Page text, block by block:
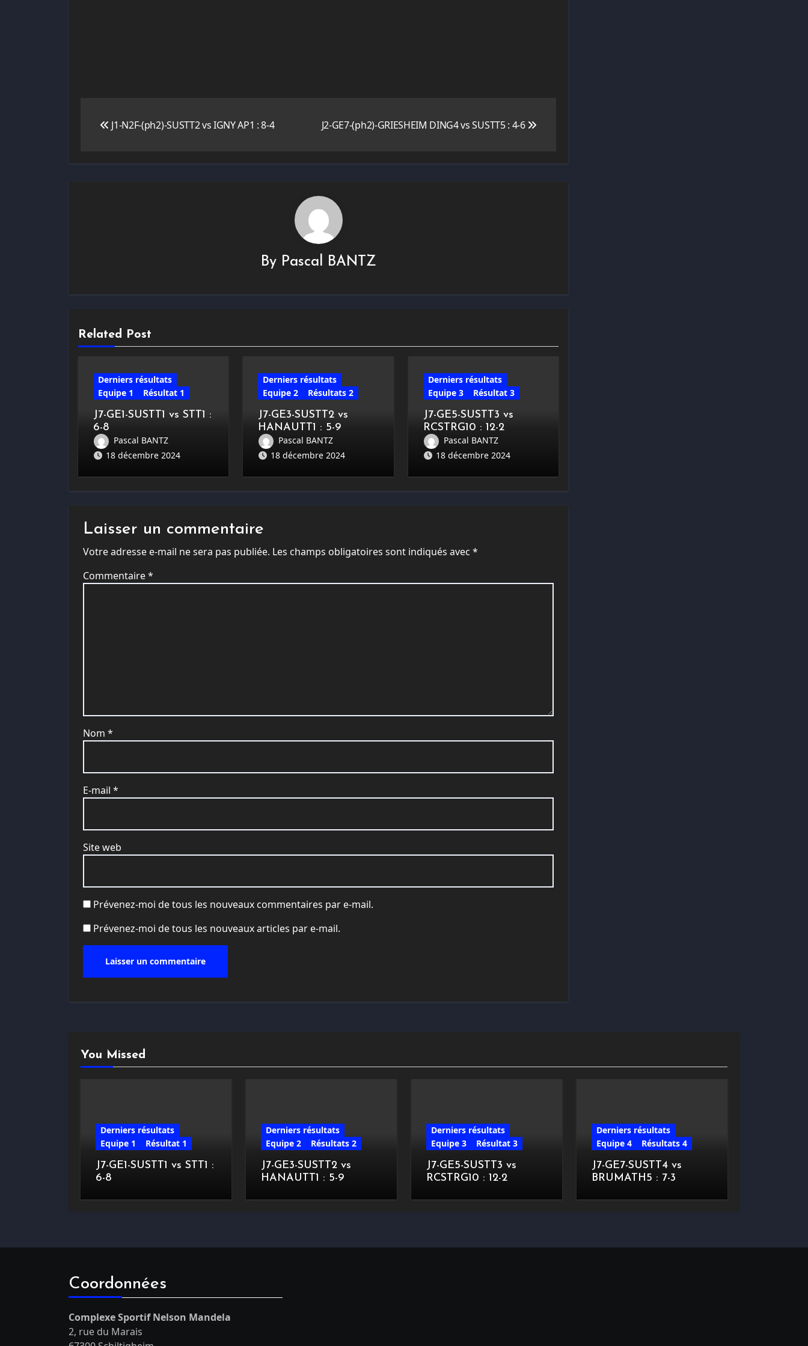
de
J1-N2F-(ph2)-SUSTT2 vs IGNY AP1 : 8-4 J2-GE7-(ph2)-GRIESHEIM DING4 vs SUSTT5 : 4-6
By Pascal BANTZ
Related Post
Derniers résultats
Equipe 1
Résultat 1
J7-GE1-SUSTT1 vs STT1 :
6-8
Pascal BANTZ
18 décembre 2024
Derniers résultats
Equipe 2
Résultats 2
J7-GE3-SUSTT2 vs
HANAUTT1 : 5-9
Pascal BANTZ
18 décembre 2024
Derniers résultats
Equipe 3
Résultat 3
J7-GE5-SUSTT3 vs
RCSTRG10 : 12-2
Pascal BANTZ
18 décembre 2024
Laisser un commentaire
Votre adresse e-mail ne sera pas publiée. Les champs obligatoires sont indiqués avec *
Commentaire*
Nom *
E-mail *
Site web
Prévenez-moi de tous les nouveaux commentaires par e-mail.
Prévenez-moi de tous les nouveaux articles par e-mail.
You Missed
Derniers résultats
Equipe 1
Résultat 1
J7-GE1-SUSTT1 vs STT1 :
6-8
Derniers résultats
Equipe 2
Résultats 2
J7-GE3-SUSTT2 vs
HANAUTT1 : 5-9
Derniers résultats
Equipe 3
Résultat 3
J7-GE5-SUSTT3 vs
RCSTRG10 : 12-2
Derniers résultats
Equipe 4
Résultats 4
J7-GE7-SUSTT4 vs
BRUMATH5 : 7-3
Coordonnées
Complexe Sportif Nelson Mandela
2, rue du Marais